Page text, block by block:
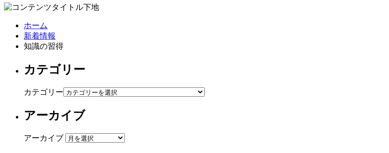
ホーム
新着情報
知識の習得
カテゴリー
カテゴリー
アーカイブ
アーカイブ